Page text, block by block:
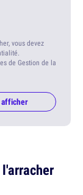
vous devez
de Gestion de la
afficher